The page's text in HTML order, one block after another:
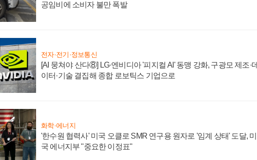
공임비에 소비자 불만 폭발
전자·전기·정보통신
[AI 뭉쳐야 산다⑧] LG·엔비디아 '피지컬 AI' 동맹 강화, 구광모 제조·데
이터·기술 결집해 종합 로보틱스 기업으로
화학·에너지
'한수원 협력사' 미국 오클로 SMR 연구용 원자로 '임계 상태' 도달, 미
국 에너지부 "중요한 이정표"